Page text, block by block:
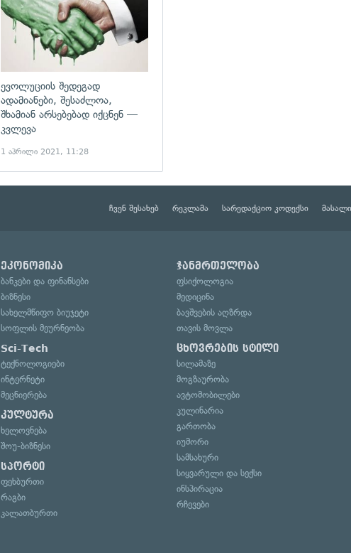
ევოლუციის შედეგად
ადამიანები, შესაძლოა,
შხამიან არსებებად იქცნენ —
კვლევა
1 აპრილი 2021, 11:28
ჩვენ შესახებ რეკლამა სარედაქციო კოდექსი
ეკონომიკა
ბანკები და ფინანსები
ბიზნესი
სახელმწიფო ბიუჯეტი
სოფლის მეურნეობა
Sci-Tech
ტექნოლოგიები
ინტერნეტი
მეცნიერება
კულტურა
ხელოვნება
შოუ-ბიზნესი
სპორტი
ფეხბურთი
რაგბი
კალათბურთი
ჯანმრთელობა
ფსიქოლოგია
მედიცინა
ბავშვების აღზრდა
თავის მოვლა
ცხოვრების სტილი
სილამაზე
მოგზაურობა
ავტომობილები
კულინარია
გართობა
იუმორი
სამსახური
სიყვარული და სექსი
ინსპირაცია
რჩევები